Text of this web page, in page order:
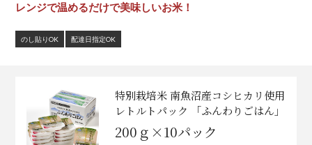
レンジで温めるだけで美味しいお米！
のし貼りOK 配達日指定OK
特別栽培米 南魚沼産コシヒカリ使用
レトルトパック 「ふんわりごはん」
200ｇ×10パック